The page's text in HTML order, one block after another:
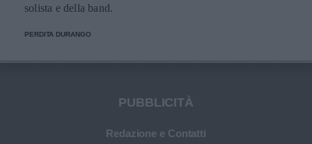
solista e della band.
PERDITA DURANGO
PUBBLICITÀ
Redazione e Contatti